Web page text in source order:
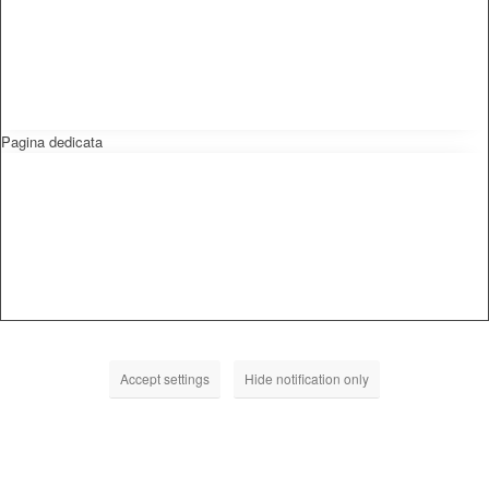
Pagina dedicata
Accept settings Hide notification only